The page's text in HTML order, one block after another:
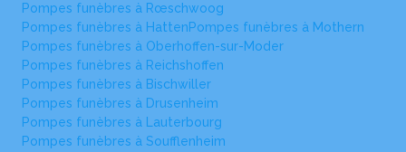
Pompes funèbres à Rœschwoog
Pompes funèbres à HattenPompes funèbres à Mothern
Pompes funèbres à Oberhoffen-sur-Moder
Pompes funèbres à Reichshoffen
Pompes funèbres à Bischwiller
Pompes funèbres à Drusenheim
Pompes funèbres à Lauterbourg
Pompes funèbres à Soufflenheim